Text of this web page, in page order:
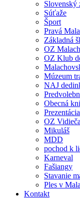
Slovenský
Súťaže
Šport
Pravá
Základná
OZ
OZ Klub
Múzeum
NAJ
Obecná
OZ
Mikuláš
MDD
pochod k
Karneval
Fašiangy
Stavanie
Ples v
Kontakt